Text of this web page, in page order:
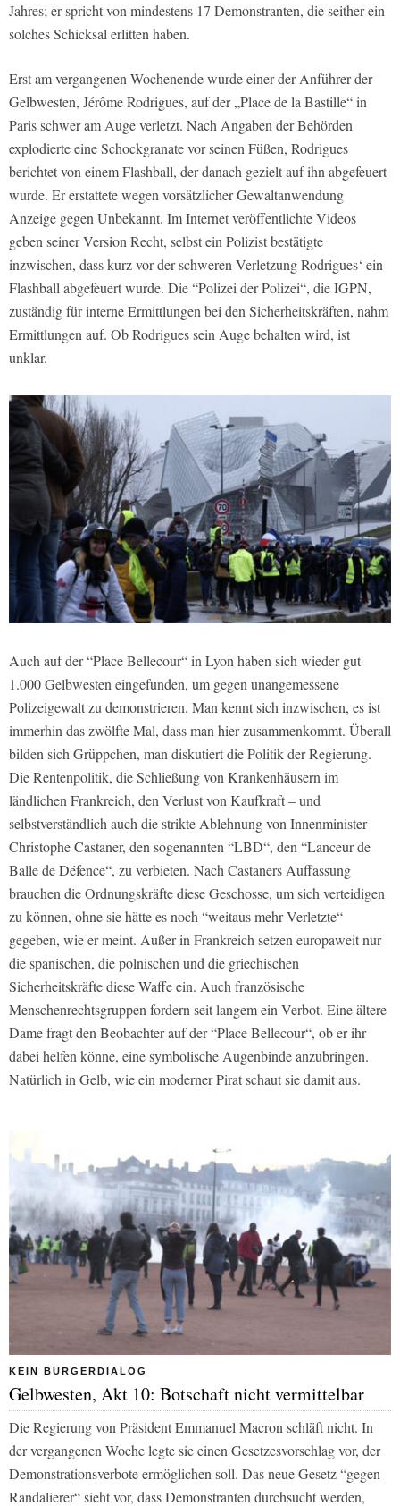
Jahres; er spricht von mindestens 17 Demonstranten, die seither ein
solches Schicksal erlitten haben.
Erst am vergangenen Wochenende wurde einer der Anführer der
Gelbwesten, Jérôme Rodrigues, auf der „Place de la Bastille“ in
Paris schwer am Auge verletzt. Nach Angaben der Behörden
explodierte eine Schockgranate vor seinen Füßen, Rodrigues
berichtet von einem Flashball, der danach gezielt auf ihn abgefeuert
wurde. Er erstattete wegen vorsätzlicher Gewaltanwendung
Anzeige gegen Unbekannt. Im Internet veröffentlichte Videos
geben seiner Version Recht, selbst ein Polizist bestätigte
inzwischen, dass kurz vor der schweren Verletzung Rodrigues‘ ein
Flashball abgefeuert wurde. Die “Polizei der Polizei“, die IGPN,
zuständig für interne Ermittlungen bei den Sicherheitskräften, nahm
Ermittlungen auf. Ob Rodrigues sein Auge behalten wird, ist
unklar.
Auch auf der “Place Bellecour“ in Lyon haben sich wieder gut
1.000 Gelbwesten eingefunden, um gegen unangemessene
Polizeigewalt zu demonstrieren. Man kennt sich inzwischen, es ist
immerhin das zwölfte Mal, dass man hier zusammenkommt. Überall
bilden sich Grüppchen, man diskutiert die Politik der Regierung.
Die Rentenpolitik, die Schließung von Krankenhäusern im
ländlichen Frankreich, den Verlust von Kaufkraft – und
selbstverständlich auch die strikte Ablehnung von Innenminister
Christophe Castaner, den sogenannten “LBD“, den “Lanceur de
Balle de Défence“, zu verbieten. Nach Castaners Auffassung
brauchen die Ordnungskräfte diese Geschosse, um sich verteidigen
zu können, ohne sie hätte es noch “weitaus mehr Verletzte“
gegeben, wie er meint. Außer in Frankreich setzen europaweit nur
die spanischen, die polnischen und die griechischen
Sicherheitskräfte diese Waffe ein. Auch französische
Menschenrechtsgruppen fordern seit langem ein Verbot. Eine ältere
Dame fragt den Beobachter auf der “Place Bellecour“, ob er ihr
dabei helfen könne, eine symbolische Augenbinde anzubringen.
Natürlich in Gelb, wie ein moderner Pirat schaut sie damit aus.
KEIN BÜRGERDIALOG
Gelbwesten, Akt 10: Botschaft nicht vermittelbar
Die Regierung von Präsident Emmanuel Macron schläft nicht. In
der vergangenen Woche legte sie einen Gesetzesvorschlag vor, der
Demonstrationsverbote ermöglichen soll. Das neue Gesetz “gegen
Randalierer“ sieht vor, dass Demonstranten durchsucht werden,